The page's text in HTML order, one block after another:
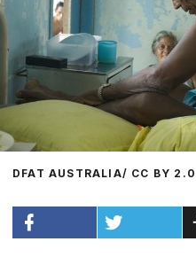
DFAT AUSTRALIA/ CC BY 2.0